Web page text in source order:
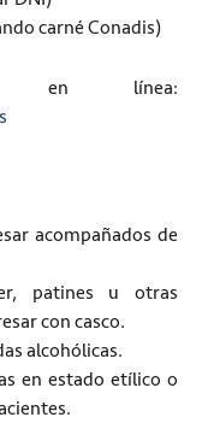
carné Conadis)
en línea:
acompañados de
patines u otras
con casco.
alcohólicas.
en estado etílico o